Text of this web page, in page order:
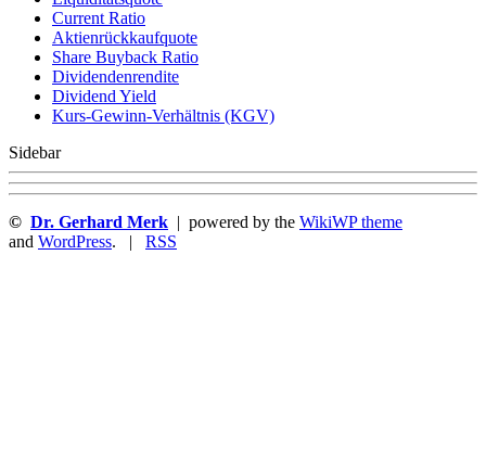
Current Ratio
Aktienrückkaufquote
Sha re Buyback Ratio
Dividendenrendite
Dividend Yield
Kurs-Gewinn-Verhältnis (KGV)
Sidebar
© Dr. Gerhard Merk | powered by the WikiWP theme
and WordPress. | RSS